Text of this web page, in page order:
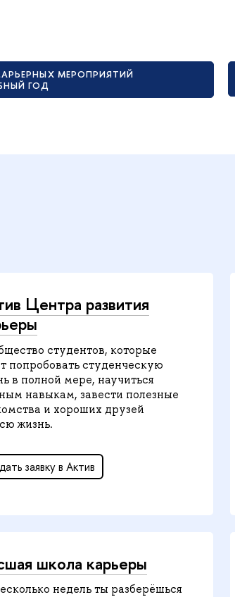
МЕРОПРИЯТИЙ
ГОД
Центра развития
студентов, которые
попробовать студенческую
в полной мере, научиться
навыкам, завести полезные
и хороших друзей
жизнь.
заявку в Актив
школа карьеры
недель ты разберёшься